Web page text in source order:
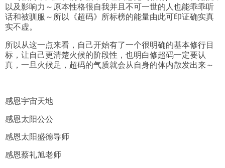
以及影响力～原本性格很自我并且不可一世的人也能乖乖听
话和被驯服～所以《超码》所标榜的能量由此可印证确实真
实不虚。
所以从这一点来看，自己开始有了一个很明确的基本修行目
标，让自己更清楚火候的阶段性，也明白修超码一定要认
真，一旦火候足，超码的气质就会从自身的体内散发出来～
感恩宇宙天地
感恩太阳公公
感恩太阳盛德导师
感恩蔡礼旭老师